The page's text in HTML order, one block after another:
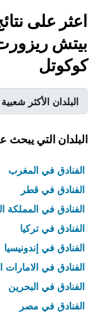
اعثر على
بيتش ريزورت
كوكوتل
البلدان الأكثر شعبية
البلدان التي يبحث
الفنادق في المغرب
الفنادق في قطر
الفنادق في المملكة
الفنادق في تركيا
الفنادق في إندونيسيا
الفنادق في الامارات
الفنادق في البحرين
الفنادق في مصر